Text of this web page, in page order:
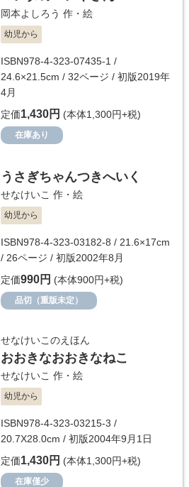
岡本よしろう 作・絵
幼児から
ISBN978-4-323-07435-1 /
24.6×21.5cm / 32ページ / 初版2019年
4月
定価1,430円 (本体1,300円+税)
在庫あり
うさぎちゃんつきへいく
せなけいこ 作・絵
幼児から
ISBN978-4-323-03182-8 / 21.6×17cm
/ 26ページ / 初版2002年8月
定価990円 (本体900円+税)
品切（重版未定）
せなけいこのえほん
おおきなおおきなねこ
せなけいこ 作・絵
幼児から
ISBN978-4-323-03215-3 /
20.7X28.0cm / 初版2004年9月1日
定価1,430円 (本体1,300円+税)
在庫僅少